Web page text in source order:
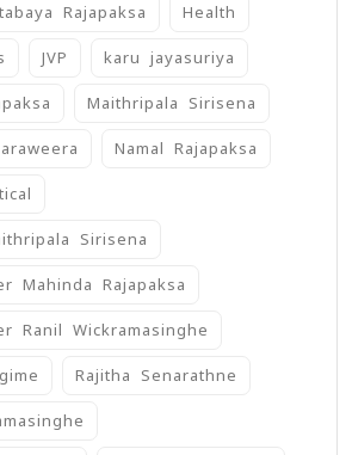
Rajapaksa Health
JVP karu jayasuriya
Maithripala Sirisena
Namal Rajapaksa
Sirisena
Mahinda Rajapaksa
Ranil Wickramasinghe
Rajitha Senarathne